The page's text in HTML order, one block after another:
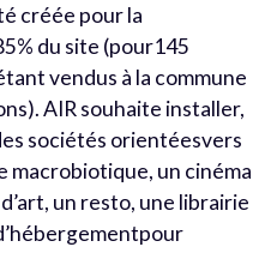
créée pour la
du site (pour145
vendus à la commune
AIR souhaite installer,
sociétés orientéesvers
macrobiotique, un cinéma
un resto, une librairie